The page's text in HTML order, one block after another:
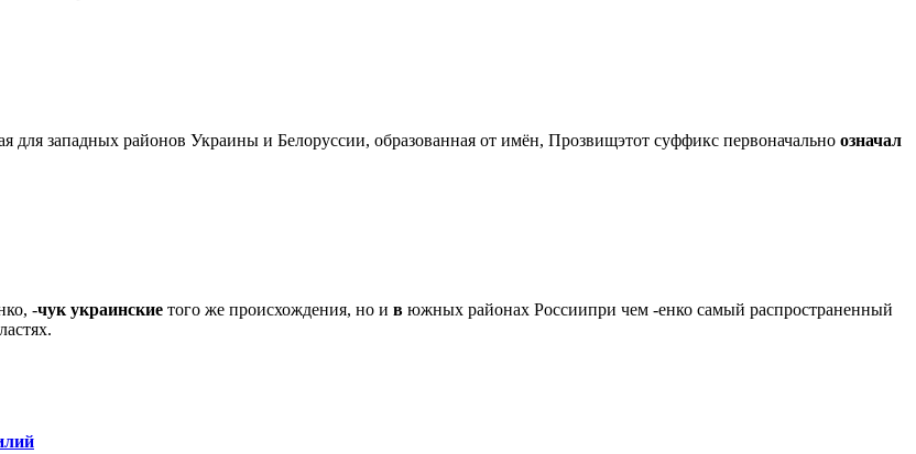
для западных районов Украины и Белоруссии, образованная от имён, Прозвищэтот суффикс первоначально означал
-чук украинские того же происхождения, но и в южных районах Россиипри чем -енко самый распространенный